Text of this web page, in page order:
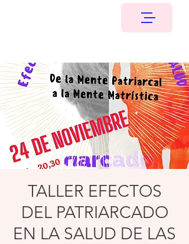
TALLER EFECTOS
DEL PATRIARCADO
EN LA SALUD DE LAS